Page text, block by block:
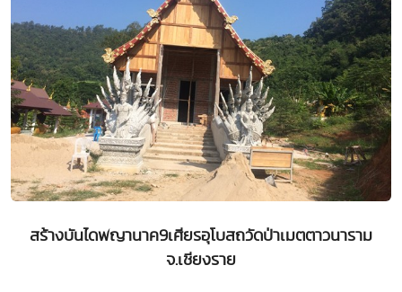
สร้างบันไดพญานาค9เศียรอุโบสถวัดป่าเมตตาวนาราม
จ.เชียงราย